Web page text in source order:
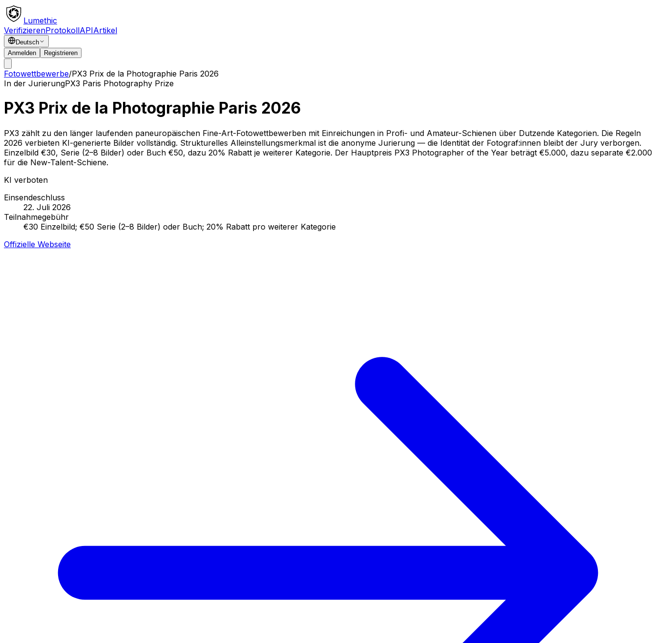
Lumethic
VerifizierenProtokollAPIArtikel
Deutsch
Anmelden
Registrieren
Fotowettbewerbe/PX3 Prix de la Photographie Paris 2026
In der JurierungPX3 Paris Photography Prize
PX3 Prix de la Photographie Paris 2026
PX3 zählt zu den länger laufenden paneuropäischen Fine-Art-Fotowettbewerben mit Einreichungen in Profi- und Amateur-Schienen über Dutzende Kategorien. Die Regeln
2026 verbieten KI-generierte Bilder vollständig. Strukturelles Alleinstellungsmerkmal ist die anonyme Jurierung — die Identität der Fotograf:innen bleibt der Jury verborgen.
Einzelbild €30, Serie (2–8 Bilder) oder Buch €50, dazu 20% Rabatt je weiterer Kategorie. Der Hauptpreis PX3 Photographer of the Year beträgt €5.000, dazu separate €2.000
für die New-Talent-Schiene.
KI verboten
Einsendeschluss
22. Juli 2026
Teilnahmegebühr
€30 Einzelbild; €50 Serie (2–8 Bilder) oder Buch; 20% Rabatt pro weiterer Kategorie
Offizielle Webseite